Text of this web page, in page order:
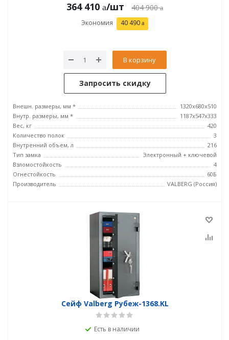
364 410 /шт 404 900
Экономия 40 490
В корзину
Запросить скидку
Внешн. размеры, мм *
1320x680x510
Внутр. размеры, мм *
1187x547x333
Вес, кг
420
Количество полок
3
Внутренний объем, л
216
Тип замка
Электронный + ключевой
Взломостойкость
4
Огнестойкость
60Б
Производитель
VALBERG (Россия)
Сейф Valberg Рубеж-1368.KL
Есть в наличии